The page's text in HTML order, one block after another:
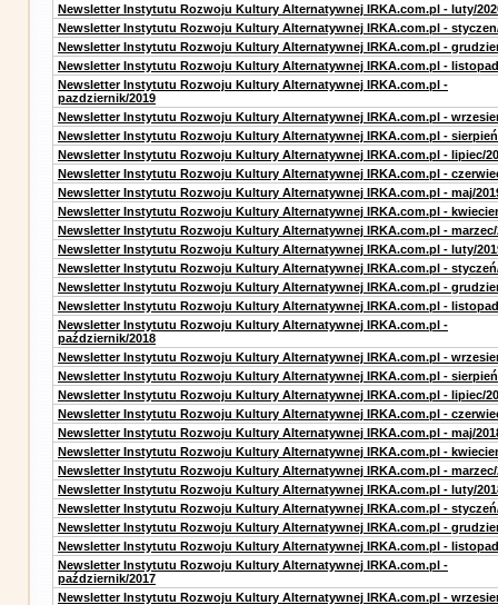
Newsletter Instytutu Rozwoju Kultury Alternatywnej IRKA.com.pl - luty/
Newsletter Instytutu Rozwoju Kultury Alternatywnej IRKA.com.pl -
Newsletter Instytutu Rozwoju Kultury Alternatywnej IRKA.com.pl -
Newsletter Instytutu Rozwoju Kultury Alternatywnej IRKA.com.pl -
Newsletter Instytutu Rozwoju Kultury Alternatywnej IRKA.com.pl -
pazdziernik/2019
Newsletter Instytutu Rozwoju Kultury Alternatywnej IRKA.com.pl -
Newsletter Instytutu Rozwoju Kultury Alternatywnej IRKA.com.pl -
Newsletter Instytutu Rozwoju Kultury Alternatywnej IRKA.com.pl - lipiec/
Newsletter Instytutu Rozwoju Kultury Alternatywnej IRKA.com.pl -
Newsletter Instytutu Rozwoju Kultury Alternatywnej IRKA.com.pl - maj/
Newsletter Instytutu Rozwoju Kultury Alternatywnej IRKA.com.pl -
Newsletter Instytutu Rozwoju Kultury Alternatywnej IRKA.com.pl - marzec/
Newsletter Instytutu Rozwoju Kultury Alternatywnej IRKA.com.pl - luty/
Newsletter Instytutu Rozwoju Kultury Alternatywnej IRKA.com.pl -
Newsletter Instytutu Rozwoju Kultury Alternatywnej IRKA.com.pl -
Newsletter Instytutu Rozwoju Kultury Alternatywnej IRKA.com.pl -
Newsletter Instytutu Rozwoju Kultury Alternatywnej IRKA.com.pl -
październik/2018
Newsletter Instytutu Rozwoju Kultury Alternatywnej IRKA.com.pl -
Newsletter Instytutu Rozwoju Kultury Alternatywnej IRKA.com.pl -
Newsletter Instytutu Rozwoju Kultury Alternatywnej IRKA.com.pl - lipiec/
Newsletter Instytutu Rozwoju Kultury Alternatywnej IRKA.com.pl -
Newsletter Instytutu Rozwoju Kultury Alternatywnej IRKA.com.pl - maj/
Newsletter Instytutu Rozwoju Kultury Alternatywnej IRKA.com.pl -
Newsletter Instytutu Rozwoju Kultury Alternatywnej IRKA.com.pl - marzec/
Newsletter Instytutu Rozwoju Kultury Alternatywnej IRKA.com.pl - luty/
Newsletter Instytutu Rozwoju Kultury Alternatywnej IRKA.com.pl -
Newsletter Instytutu Rozwoju Kultury Alternatywnej IRKA.com.pl -
Newsletter Instytutu Rozwoju Kultury Alternatywnej IRKA.com.pl -
Newsletter Instytutu Rozwoju Kultury Alternatywnej IRKA.com.pl -
październik/2017
Newsletter Instytutu Rozwoju Kultury Alternatywnej IRKA.com.pl -